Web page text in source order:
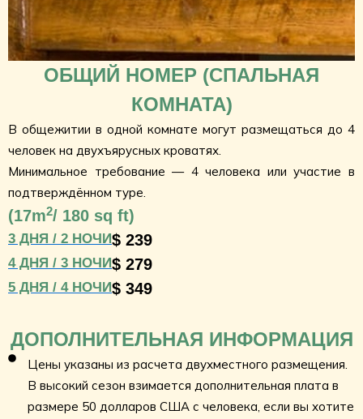
ОБЩИЙ НОМЕР (СПАЛЬНАЯ
КОМНАТА)
В общежитии в одной комнате могут размещаться до 4
человек на двухъярусных кроватях.
Минимальное требование — 4 человека или участие в
подтверждённом туре.
(17m2/ 180 sq ft)
3 ДНЯ / 2 НОЧИ$ 239
4 ДНЯ / 3 НОЧИ$ 279
5 ДНЯ / 4 НОЧИ$ 349
ДОПОЛНИТЕЛЬНАЯ ИНФОРМАЦИЯ
Цены указаны из расчета двухместного размещения.
В высокий сезон взимается дополнительная плата в
размере 50 долларов США с человека, если вы хотите